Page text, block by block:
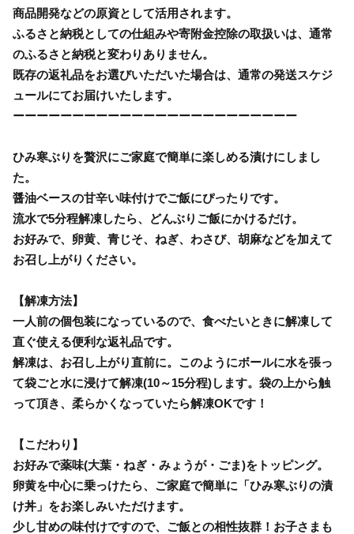
商品開発などの原資として活用されます。
ふるさと納税としての仕組みや寄附金控除の取扱いは、通常
のふるさと納税と変わりありません。
既存の返礼品をお選びいただいた場合は、通常の発送スケジ
ュールにてお届けいたします。
ーーーーーーーーーーーーーーーーーーーーーーーー
ひみ寒ぶりを贅沢にご家庭で簡単に楽しめる漬けにしまし
た。
醤油ベースの甘辛い味付けでご飯にぴったりです。
流水で5分程解凍したら、どんぶりご飯にかけるだけ。
お好みで、卵黄、青じそ、ねぎ、わさび、胡麻などを加えて
お召し上がりください。
【解凍方法】
一人前の個包装になっているので、食べたいときに解凍して
直ぐ使える便利な返礼品です。
解凍は、お召し上がり直前に。このようにボールに水を張っ
て袋ごと水に浸けて解凍(10～15分程)します。袋の上から触
って頂き、柔らかくなっていたら解凍OKです！
【こだわり】
お好みで薬味(大葉・ねぎ・みょうが・ごま)をトッピング。
卵黄を中心に乗っけたら、ご家庭で簡単に「ひみ寒ぶりの漬
け丼」をお楽しみいただけます。
少し甘めの味付けですので、ご飯との相性抜群！お子さまも